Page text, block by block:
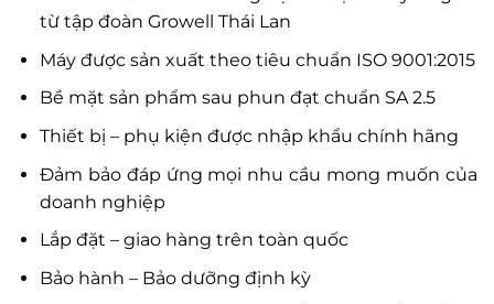
từ tập đoàn Growell Thái Lan
Máy được sản xuất theo tiêu chuẩn ISO 9001:2015
Bề mặt sản phẩm sau phun đạt chuẩn SA 2.5
Thiết bị – phụ kiện được nhập khẩu chính hãng
Đảm bảo đáp ứng mọi nhu cầu mong muốn của
doanh nghiệp
Lắp đặt – giao hàng trên toàn quốc
Bảo hành – Bảo dưỡng định kỳ